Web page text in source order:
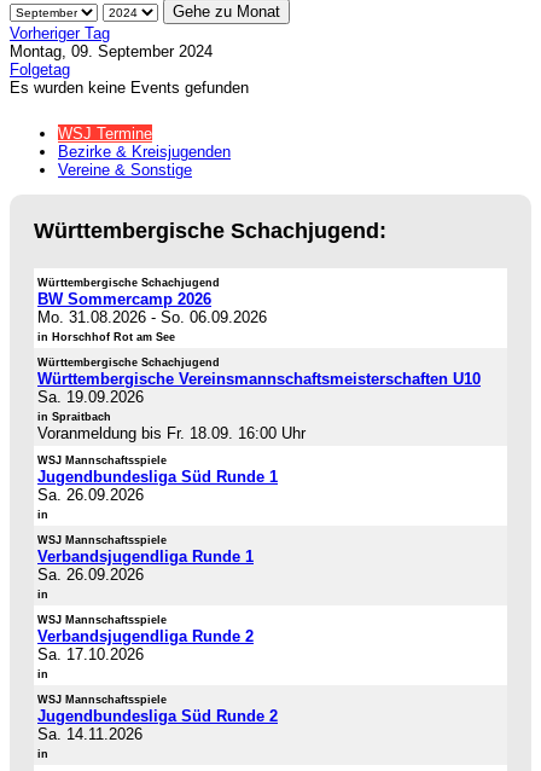
Gehe zu Monat
Vorheriger Tag
Montag, 09. September 2024
Folgetag
Es wurden keine Events gefunden
WSJ Termine
Bezirke & Kreisjugenden
Vereine & Sonstige
Württembergische Schachjugend:
Württembergische Schachjugend
BW Sommercamp 2026
Mo. 31.08.2026 - So. 06.09.2026
in Horschhof Rot am See
Württembergische Schachjugend
Württembergische Vereinsmannschaftsmeisterschaften U10
Sa. 19.09.2026
in Spraitbach
Voranmeldung bis Fr. 18.09. 16:00 Uhr
WSJ Mannschaftsspiele
Jugendbundesliga Süd Runde 1
Sa. 26.09.2026
in
WSJ Mannschaftsspiele
Verbandsjugendliga Runde 1
Sa. 26.09.2026
in
WSJ Mannschaftsspiele
Verbandsjugendliga Runde 2
Sa. 17.10.2026
in
WSJ Mannschaftsspiele
Jugendbundesliga Süd Runde 2
Sa. 14.11.2026
in